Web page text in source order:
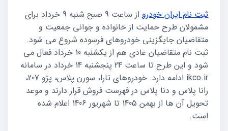
ثبت نام ایران خودرو
از ساعت 9 صبح شنبه 9 خرداد برای
مشمولان طرح حمایت از خانواده و جوانی جمعیت و
متقاضیان جایگزینی خودروهای فرسوده شروع می شود.
ثبت نام متقاضیان عادی هم از یکشنبه 10 خرداد فعال می
شود و این طرح تا ساعت 24 پنجشنبه 14 خرداد در سامانه
ikco.ir ادامه دارد. خودروهای تارا، سورن پلاس، پژو 207،
رانا پلاس و دنا پلاس در فهرست فروش قرار دارند و موعد
تحویل آن ها از بهمن 1405 تا شهریور 1406 اعلام شده
است.